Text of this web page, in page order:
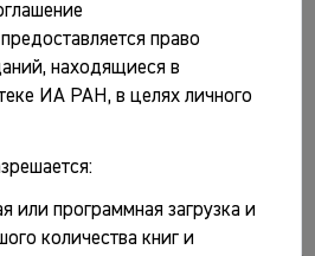
5-8307-0528-8
[отв. ред.]
право
находящиеся в
ИА РАН, в целях личного
или программная загрузка и
количества книг и